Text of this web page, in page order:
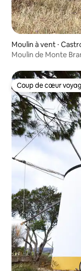
Moulin à vent ⋅
Moulin de Monte
Coup de cœur
Coup de cœur